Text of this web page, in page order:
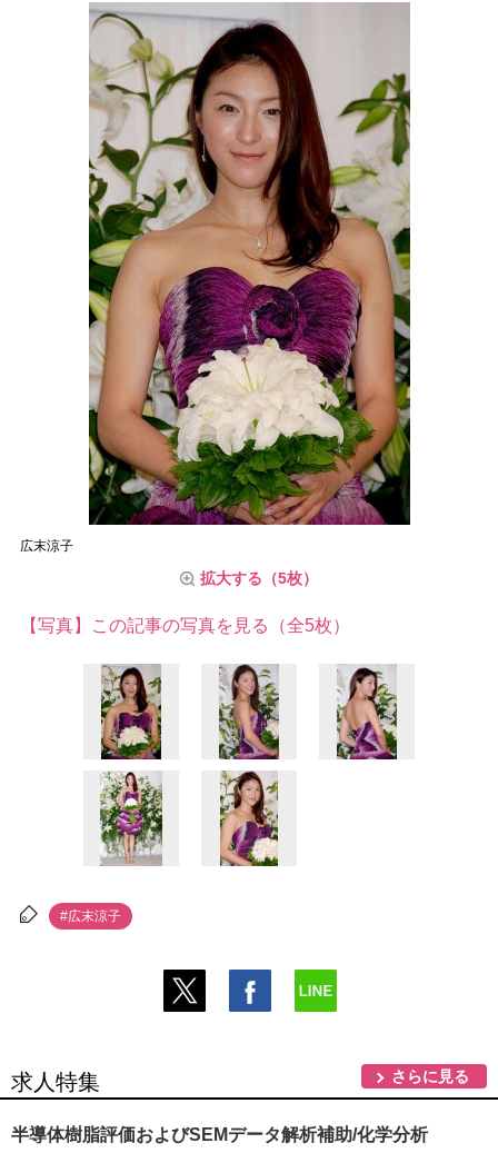
広末涼子
拡大する（5枚）
【写真】この記事の写真を見る（全5枚）
#広末涼子
求人特集 さらに見る
半導体樹脂評価およびSEMデータ解析補助/化学分析